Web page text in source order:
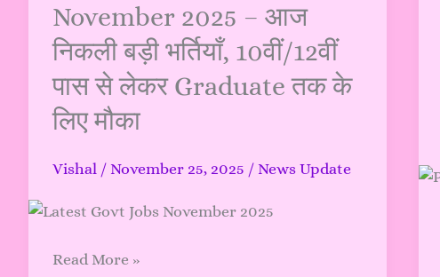
November 2025 – आज
निकली बड़ी भर्तियाँ, 10वीं/12वीं
पास से लेकर Graduate तक के
लिए मौका
Vishal / November 25, 2025 / News Update
Jobs
November
–
आज
बड़ी
10वीं/12वीं
से
Read More »